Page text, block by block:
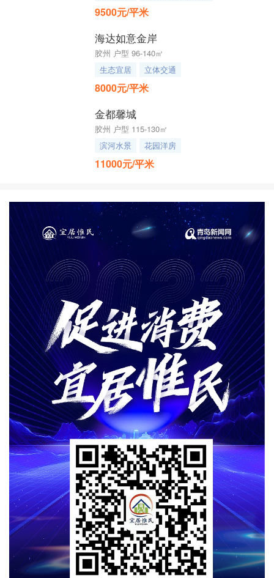
9500元/平米
海达如意金岸
胶州 户型 96-140㎡
生态宜居
立体交通
8000元/平米
金都馨城
胶州 户型 115-130㎡
滨河水景
花园洋房
11000元/平米